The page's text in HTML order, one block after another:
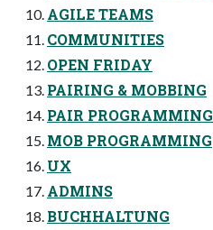
AGILE TEAMS
COMMUNITIES
OPEN FRIDAY
PAIRING & MOBBING
PAIR PROGRAMMING
MOB PROGRAMMING
UX
ADMINS
BUCHHALTUNG